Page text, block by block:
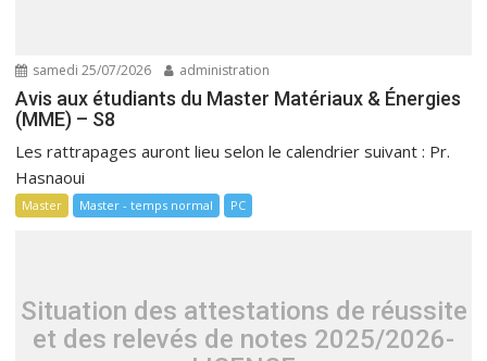
samedi 25/07/2026 administration
Avis aux étudiants du Master Matériaux & Énergies
(MME) – S8
Les rattrapages auront lieu selon le calendrier suivant : Pr.
Hasnaoui
Master Master - temps normal PC
Situation des attestations de réussite
et des relevés de notes 2025/2026-